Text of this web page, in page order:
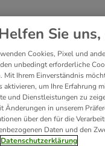
been changed
Sie
Cookies, Pixel und
unbedingt erforderliche
Mit Ihrem Einverständnis
aktivieren, um Ihre Erfahrung
und Dienstleistungen zu
Änderungen in unserem
über den für die
Daten und den
Datenschutzerklärung